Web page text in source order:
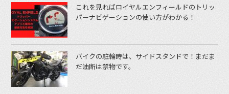
これを見ればロイヤルエンフィールドのトリッ
パーナビゲーションの使い方がわかる！
バイクの駐輪時は、サイドスタンドで！まだま
だ油断は禁物です。